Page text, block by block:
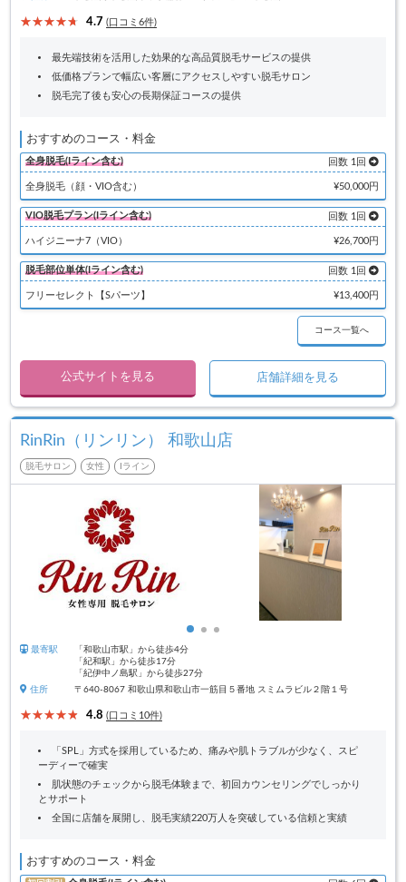
4.7 (口コミ6件)
最先端技術を活用した効果的な高品質脱毛サービスの提供
低価格プランで幅広い客層にアクセスしやすい脱毛サロン
脱毛完了後も安心の長期保証コースの提供
おすすめのコース・料金
全身脱毛(Iライン含む) 回数 1回
全身脱毛（顔・VIO含む） ¥50,000円
VIO脱毛プラン(Iライン含む) 回数 1回
ハイジニーナ7（VIO） ¥26,700円
脱毛部位単体(Iライン含む) 回数 1回
フリーセレクト【Sパーツ】 ¥13,400円
コース一覧へ
公式サイトを見る 店舗詳細を見る
RinRin（リンリン） 和歌山店
脱毛サロン 女性 Iライン
最寄駅
「和歌山市駅」から徒歩4分
「紀和駅」から徒歩17分
「紀伊中ノ島駅」から徒歩27分
住所
〒640-8067 和歌山県和歌山市一筋目５番地 スミムラビル２階１号
4.8 (口コミ10件)
「SPL」方式を採用しているため、痛みや肌トラブルが少なく、スピ
ーディーで確実
肌状態のチェックから脱毛体験まで、初回カウンセリングでしっかり
とサポート
全国に店舗を展開し、脱毛実績220万人を突破している信頼と実績
おすすめのコース・料金